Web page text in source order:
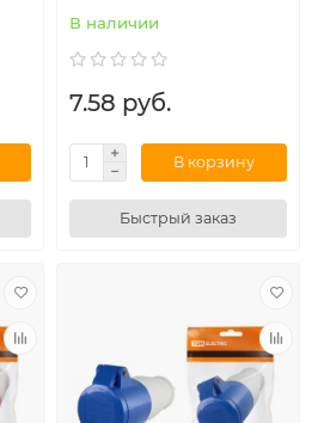
В наличии
7.58 руб.
В корзину
Быстрый заказ